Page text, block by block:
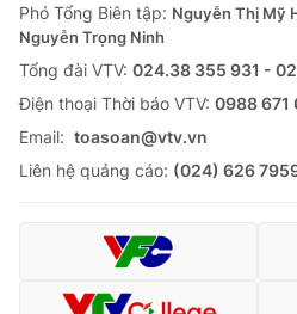
Phó Tổng Biên tập: Nguyễn Thị Mỹ
Nguyễn Trọng Ninh
Tổng đài VTV: 024.38 355 931 -
Ðiện thoại Thời báo VTV: 0988 671
Email: toasoan@vtv.vn
Liên hệ quảng cáo: (024) 626